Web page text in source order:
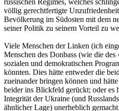
russischen Regimes, welches
völlig gerechtfertigte
Bevölkerung im Südosten mit dem
seiner Politik zu seinem Vorteil zu
Viele Menschen der Linken (ich
Menschen des Donbass (wie die
sozialen und demokratischen
könnten. Dies hätte entweder die
zueinander bringen können und
beider ins Blickfeld gerückt; oder es
Integrität der Ukraine (und
ähnlicher Lage) unerheblich gemacht.